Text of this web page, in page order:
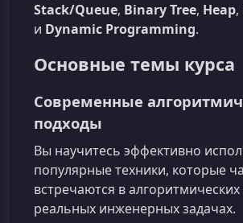
Stack/Queue, Binary Tree, Heap,
и Dynamic Programming.
Основные темы курса
Современные
подходы
Вы научитесь эффективно
популярные техники, которые
встречаются в алгоритмических
реальных инженерных задачах.